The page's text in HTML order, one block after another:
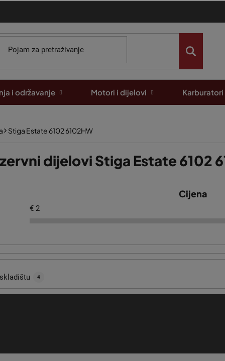
i održavanje Motori i dijelovi Karburatori
Stiga Estate 6102 6102HW
dijelovi Stiga Estate 6102
Cijena
€ 2
4